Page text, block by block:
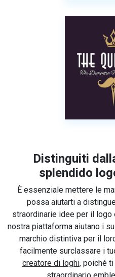
Distinguiti
splendido
È essenziale mettere le
possa aiutarti a
straordinarie idee per il
nostra piattaforma aiutano i
marchio distintiva per il
facilmente surclassare i
creatore di loghi, poiché